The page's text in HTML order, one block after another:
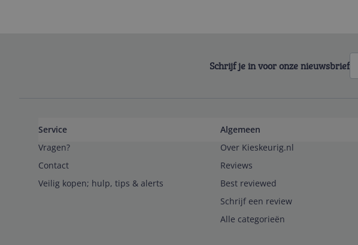
Schrijf je in voor onze nieuwsbrief
Service
Vragen?
Contact
Veilig kopen; hulp, tips & alerts
Algemeen
Over Kieskeurig.nl
Reviews
Best reviewed
Schrijf een review
Alle categorieën